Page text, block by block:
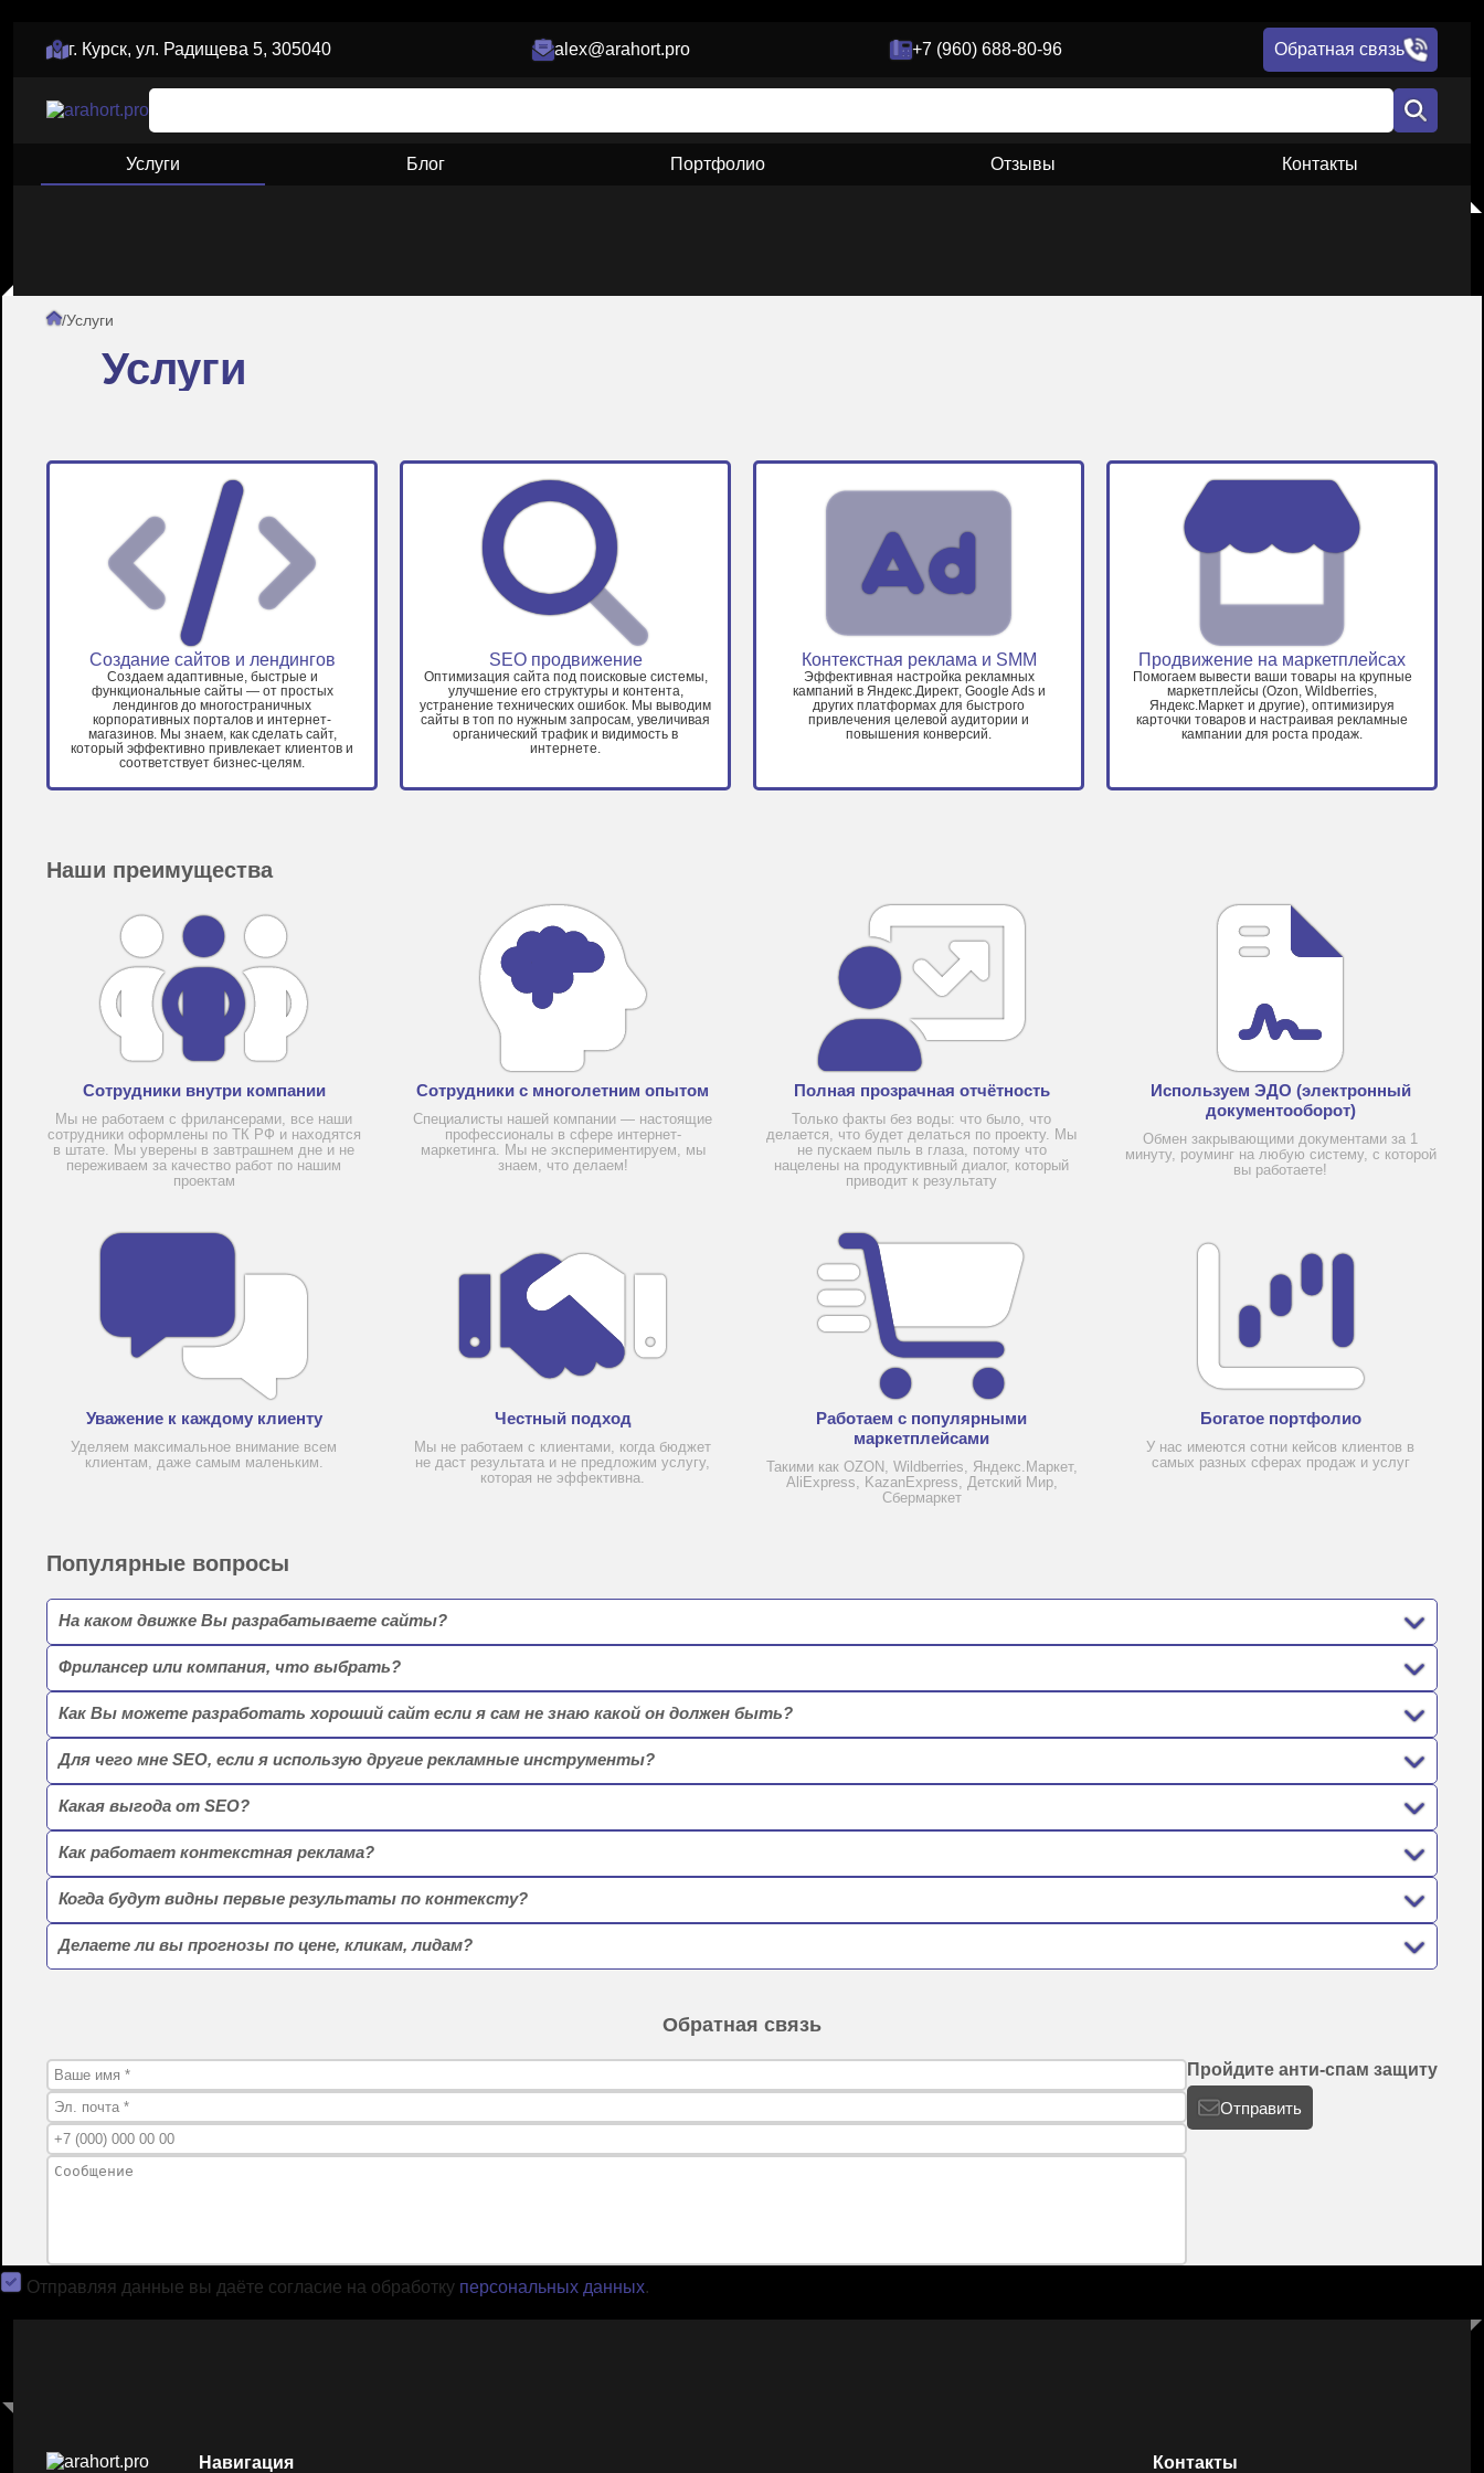
г. Курск, ул. Радищева 5, 305040 alex@arahort.pro +7 (960) 688-80-96 Обратная связь
Услуги Блог Портфолио Отзывы Контакты
/Услуги
Услуги
Создание сайтов и лендингов
Создаем адаптивные, быстрые и
функциональные сайты — от простых
лендингов до многостраничных
корпоративных порталов и интернет-
магазинов. Мы знаем, как сделать сайт,
который эффективно привлекает клиентов и
соответствует бизнес-целям.
SEO продвижение
Оптимизация сайта под поисковые системы,
улучшение его структуры и контента,
устранение технических ошибок. Мы выводим
сайты в топ по нужным запросам, увеличивая
органический трафик и видимость в
интернете.
Контекстная реклама и SMM
Эффективная настройка рекламных
кампаний в Яндекс.Директ, Google Ads и
других платформах для быстрого
привлечения целевой аудитории и
повышения конверсий.
Продвижение на маркетплейсах
Помогаем вывести ваши товары на крупные
маркетплейсы (Ozon, Wildberries,
Яндекс.Маркет и другие), оптимизируя
карточки товаров и настраивая рекламные
кампании для роста продаж.
Наши преимущества
Сотрудники внутри компании
Мы не работаем с фрилансерами, все наши
сотрудники оформлены по ТК РФ и находятся
в штате. Мы уверены в завтрашнем дне и не
переживаем за качество работ по нашим
проектам
Сотрудники с многолетним опытом
Специалисты нашей компании — настоящие
профессионалы в сфере интернет-
маркетинга. Мы не экспериментируем, мы
знаем, что делаем!
Полная прозрачная отчётность
Только факты без воды: что было, что
делается, что будет делаться по проекту. Мы
не пускаем пыль в глаза, потому что
нацелены на продуктивный диалог, который
приводит к результату
Используем ЭДО (электронный
документооборот)
Обмен закрывающими документами за 1
минуту, роуминг на любую систему, с которой
вы работаете!
Уважение к каждому клиенту
Уделяем максимальное внимание всем
клиентам, даже самым маленьким.
Честный подход
Мы не работаем с клиентами, когда бюджет
не даст результата и не предложим услугу,
которая не эффективна.
Работаем с популярными
маркетплейсами
Такими как OZON, Wildberries, Яндекс.Маркет,
AliExpress, KazanExpress, Детский Мир,
Сбермаркет
Богатое портфолио
У нас имеются сотни кейсов клиентов в
самых разных сферах продаж и услуг
Популярные вопросы
На каком движке Вы разрабатываете сайты?
Фрилансер или компания, что выбрать?
Как Вы можете разработать хороший сайт если я сам не знаю какой он должен быть?
Для чего мне SEO, если я использую другие рекламные инструменты?
Какая выгода от SEO?
Как работает контекстная реклама?
Когда будут видны первые результаты по контексту?
Делаете ли вы прогнозы по цене, кликам, лидам?
Обратная связь
Пройдите анти-спам защиту
Отправить
Отправляя данные вы даёте согласие на обработку персональных данных.
Навигация Контакты